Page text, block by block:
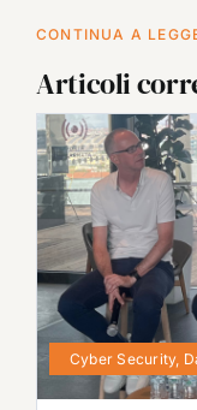
CONTINUA A
Articoli
Cyber Security,